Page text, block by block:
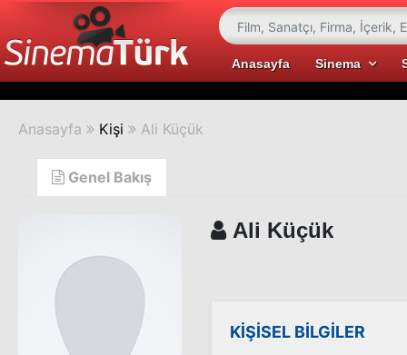
Anasayfa Sinema
Anasayfa Kişi Ali Küçük
Genel Bakış
Ali Küçük
KİŞİSEL BİLGİLER